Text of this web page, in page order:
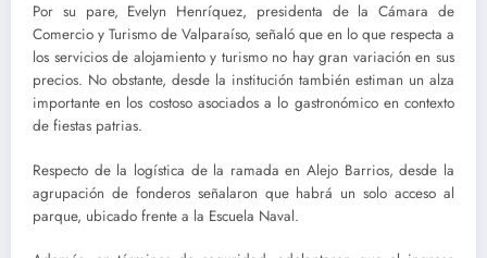
Por su pare, Evelyn Henríquez, presidenta de la Cámara de
Comercio y Turismo de Valparaíso, señaló que en lo que respecta a
los servicios de alojamiento y turismo no hay gran variación en sus
precios. No obstante, desde la institución también estiman un alza
importante en los costoso asociados a lo gastronómico en contexto
de fiestas patrias.
Respecto de la logística de la ramada en Alejo Barrios, desde la
agrupación de fonderos señalaron que habrá un solo acceso al
parque, ubicado frente a la Escuela Naval.